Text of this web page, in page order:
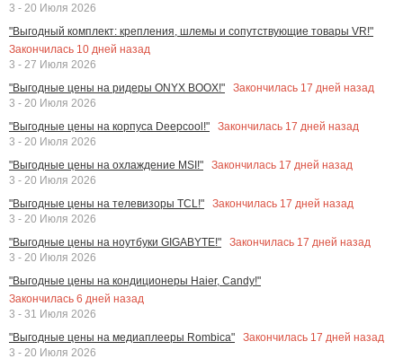
3 - 20 Июля 2026
"Выгодный комплект: крепления, шлемы и сопутствующие товары VR!"
Закончилась 10 дней назад
3 - 27 Июля 2026
"Выгодные цены на ридеры ONYX BOOX!"
Закончилась 17 дней назад
3 - 20 Июля 2026
"Выгодные цены на корпуса Deepcool!"
Закончилась 17 дней назад
3 - 20 Июля 2026
"Выгодные цены на охлаждение MSI!"
Закончилась 17 дней назад
3 - 20 Июля 2026
"Выгодные цены на телевизоры TCL!"
Закончилась 17 дней назад
3 - 20 Июля 2026
"Выгодные цены на ноутбуки GIGABYTE!"
Закончилась 17 дней назад
3 - 20 Июля 2026
"Выгодные цены на кондиционеры Haier, Candy!"
Закончилась 6 дней назад
3 - 31 Июля 2026
"Выгодные цены на медиаплееры Rombica"
Закончилась 17 дней назад
3 - 20 Июля 2026